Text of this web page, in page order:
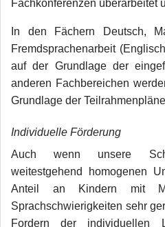
Fachkonferenzen überarbeitet
In den Fächern Deutsch,
Fremdsprachenarbeit
auf der Grundlage der
anderen Fachbereichen
Grundlage der
Individuelle Förderung
Auch wenn unsere
weitestgehend homogenen
Anteil an Kindern mit
Sprachschwierigkeiten sehr
Fordern der individuellen